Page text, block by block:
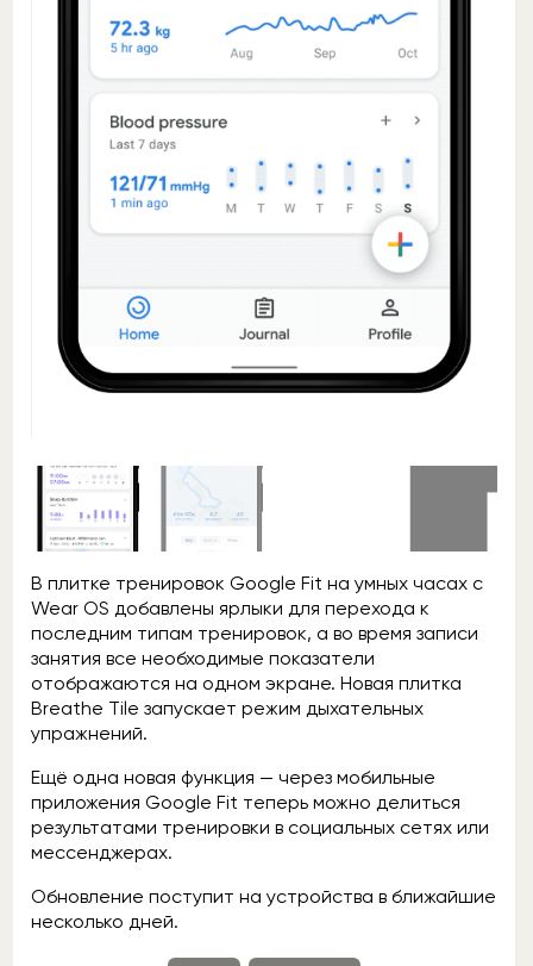
В плитке тренировок Google Fit на умных часах с
Wear OS добавлены ярлыки для перехода к
последним типам тренировок, а во время записи
занятия все необходимые показатели
отображаются на одном экране. Новая плитка
Breathe Tile запускает режим дыхательных
упражнений.
Ещё одна новая функция — через мобильные
приложения Google Fit теперь можно делиться
результатами тренировки в социальных сетях или
мессенджерах.
Обновление поступит на устройства в ближайшие
несколько дней.